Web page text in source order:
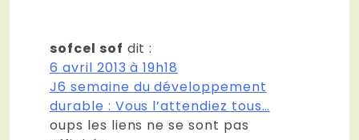
sofcel sof dit :
6 avril 2013 à 19h18
J6 semaine du développement
durable : Vous l’attendiez tous…
oups les liens ne se sont pas